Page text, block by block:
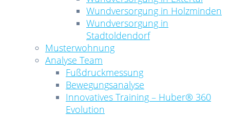
Wundversorgung in Holzminden
Wundversorgung in
Stadtoldendorf
Musterwohnung
Analyse Team
Fußdruckmessung
Bewegungsanalyse
Innovatives Training – Huber® 360
Evolution